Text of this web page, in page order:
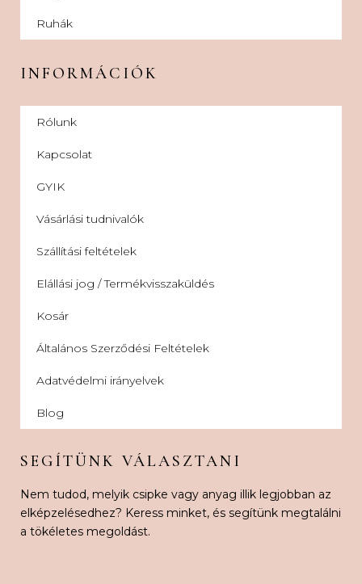
Ruhák
INFORMÁCIÓK
Rólunk
Kapcsolat
GYIK
Vásárlási tudnivalók
Szállítási feltételek
Elállási jog / Termékvisszaküldés
Kosár
Általános Szerződési Feltételek
Adatvédelmi irányelvek
Blog
SEGÍTÜNK VÁLASZTANI
Nem tudod, melyik csipke vagy anyag illik legjobban az
elképzelésedhez? Keress minket, és segítünk megtalálni
a tökéletes megoldást.